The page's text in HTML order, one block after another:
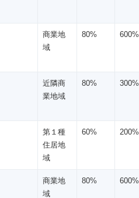
商業地
域
80% 600%
近隣商
業地域
80% 300%
第１種
住居地
域
60% 200%
商業地
域
80% 600%